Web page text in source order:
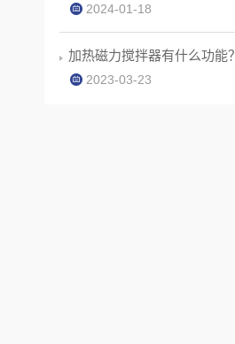
2024-01-18
加热磁力搅拌器有什么功能？
2023-03-23